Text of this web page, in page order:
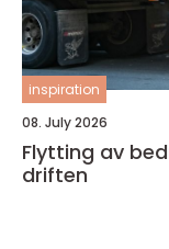
inspiration
08. July 2026
Flytting av
driften